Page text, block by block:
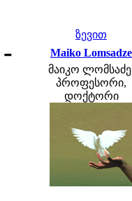
ზევით
Maiko Lomsadze
მაიკო
პროფესორი,
დოქტორი